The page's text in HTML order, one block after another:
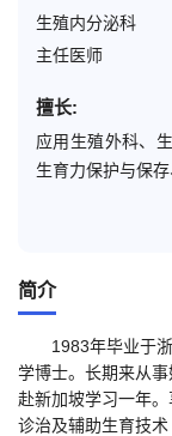
生殖内分泌科
主任医师
擅长:
应用生殖外科、
生育力保护与保
简介
1983年毕业于
学博士。长期来从
赴新加坡学习一年。
诊治及辅助生育技